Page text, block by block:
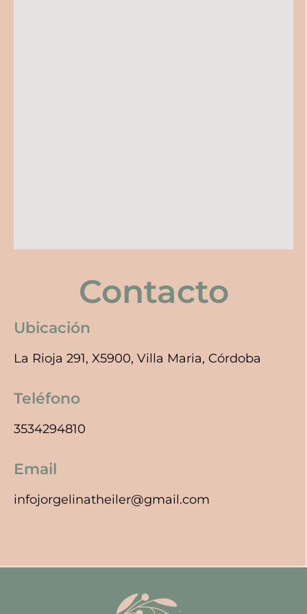
Contacto
Ubicación
La Rioja 291, X5900, Villa Maria, Córdoba
Teléfono
3534294810
Email
infojorgelinatheiler@gmail.com